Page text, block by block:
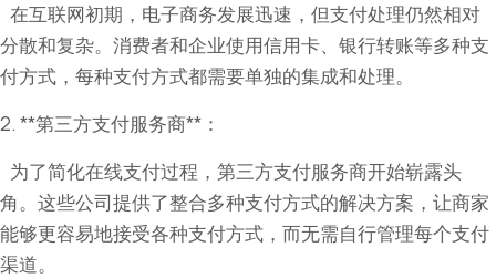
在互联网初期，电子商务发展迅速，但支付处理仍然相对
分散和复杂。消费者和企业使用信用卡、银行转账等多种支
付方式，每种支付方式都需要单独的集成和处理。
2. **第三方支付服务商**：
为了简化在线支付过程，第三方支付服务商开始崭露头
角。这些公司提供了整合多种支付方式的解决方案，让商家
能够更容易地接受各种支付方式，而无需自行管理每个支付
渠道。